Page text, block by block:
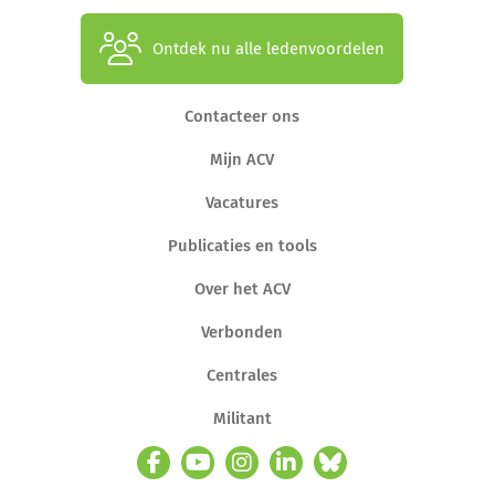
Ontdek nu alle ledenvoordelen
Contacteer ons
Mijn ACV
Vacatures
Publicaties en tools
Over het ACV
Verbonden
Centrales
Militant